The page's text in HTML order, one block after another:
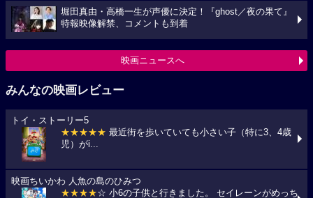
堀田真由・高橋一生が声優に決定！『ghost／夜の果て』
特報映像解禁、コメントも到着
映画ニュースへ
みんなの映画レビュー
トイ・ストーリー5
★★★★★ 最近街を歩いていても小さい子（特に3、4歳
児）がi...
映画ちいかわ 人魚の島のひみつ
★★★★☆ 小6の子供と行きました。 セイレーンがめっち